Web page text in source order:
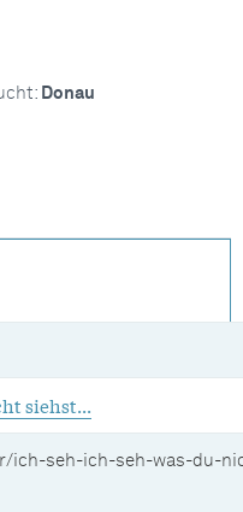
Donau
siehst...
ich-seh-ich-seh-was-du-